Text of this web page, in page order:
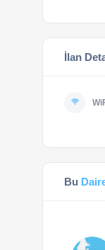
İlan
Bu